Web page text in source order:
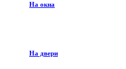
На окна
На двери